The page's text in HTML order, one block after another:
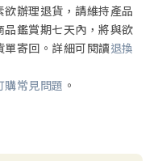
辦理退貨，請維持產品
鑑賞期七天內，將與欲
寄回。詳細可閱讀退換
購常見問題 。